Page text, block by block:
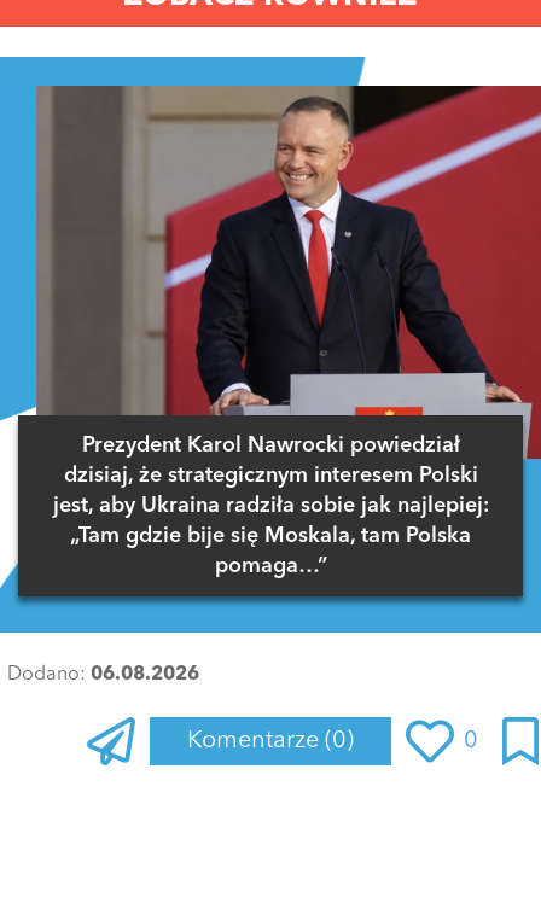
Prezydent Karol Nawrocki powiedział
dzisiaj, że strategicznym interesem Polski
jest, aby Ukraina radziła sobie jak najlepiej:
„Tam gdzie bije się Moskala, tam Polska
pomaga…”
Dodano: 06.08.2026
Komentarze (0) 0